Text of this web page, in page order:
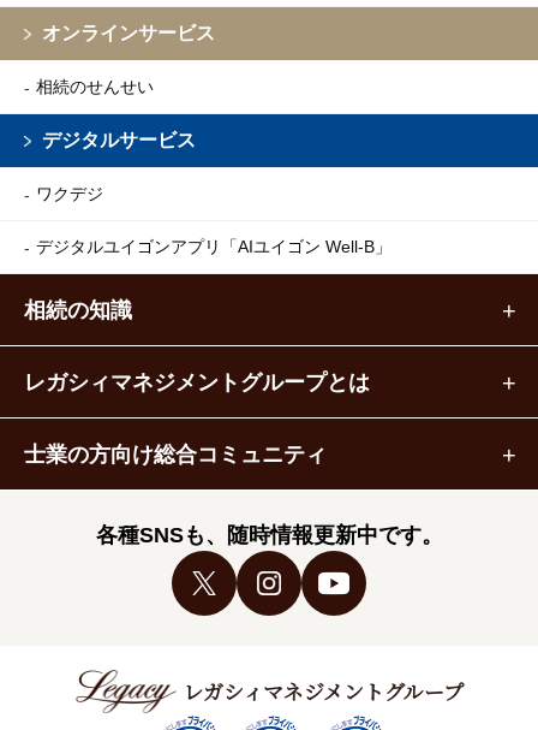
オンラインサービス
相続のせんせい
デジタルサービス
ワクデジ
デジタルユイゴンアプリ 「AIユイゴン Well-B」
相続の知識
レガシィマネジメントグループとは
士業の方向け総合コミュニティ
各種SNSも、随時情報更新中です。
レガシィマネジメントグループ